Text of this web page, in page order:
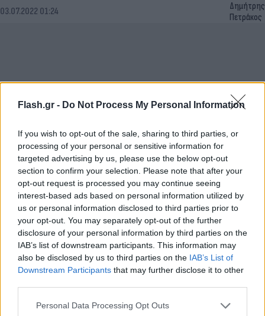
Flash.gr - Do Not Process My Personal Information
If you wish to opt-out of the sale, sharing to third parties, or
processing of your personal or sensitive information for
targeted advertising by us, please use the below opt-out
section to confirm your selection. Please note that after your
opt-out request is processed you may continue seeing
interest-based ads based on personal information utilized by
us or personal information disclosed to third parties prior to
your opt-out. You may separately opt-out of the further
disclosure of your personal information by third parties on the
IAB’s list of downstream participants. This information may
also be disclosed by us to third parties on the IAB’s List of
Downstream Participants that may further disclose it to other
Please note that this website/app uses one or more Google
Personal Data Processing Opt Outs
03.07.2022 01:24
Δημήτρης
Πετράκος
Το σκίτσο της εβδομάδας από το Δημήτρη
Πετράκο
19.06.2022 06:52